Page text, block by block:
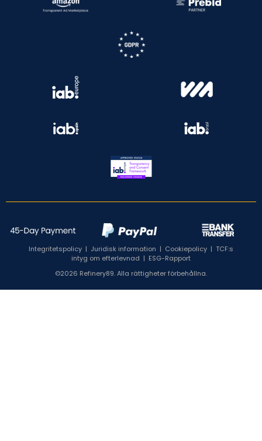
Integritetspolicy | Juridisk information | Cookiepolicy | TCF:s
intyg om efterlevnad | ESG-Rapport
©2026 Refinery89. Alla rättigheter förbehållna.